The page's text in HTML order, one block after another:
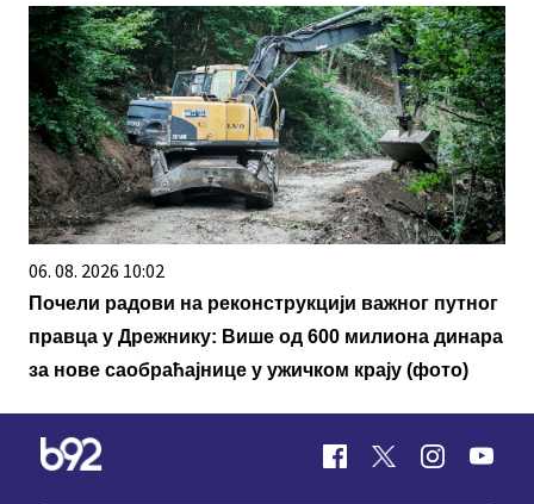
06. 08. 2026 10:02
Почели радови на реконструкцији важног путног
правца у Дрежнику: Више од 600 милиона динара
за нове саобраћајнице у ужичком крају (фото)